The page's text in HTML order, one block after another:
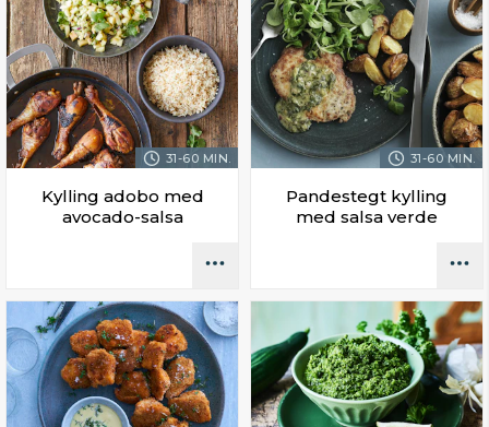
31-60 MIN.
Kylling adobo med
avocado-salsa
31-60 MIN.
Pandestegt kylling
med salsa verde